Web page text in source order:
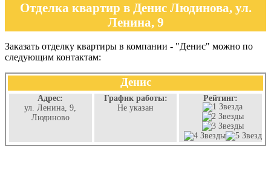
Отделка квартир в Денис Людинова, ул.
Ленина, 9
Заказать отделку квартиры в компании - "Денис" можно по
следующим контактам:
Денис
Адрес:
ул. Ленина, 9,
Людиново
График работы:
Не указан
Рейтинг: